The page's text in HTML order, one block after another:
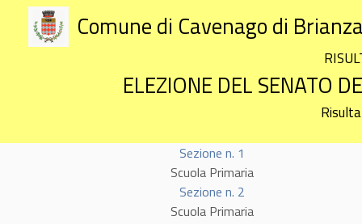
Comune di Cavenago di
ELEZIONE DEL SENATO
Sezione n. 1
Scuola Primaria
Sezione n. 2
Scuola Primaria